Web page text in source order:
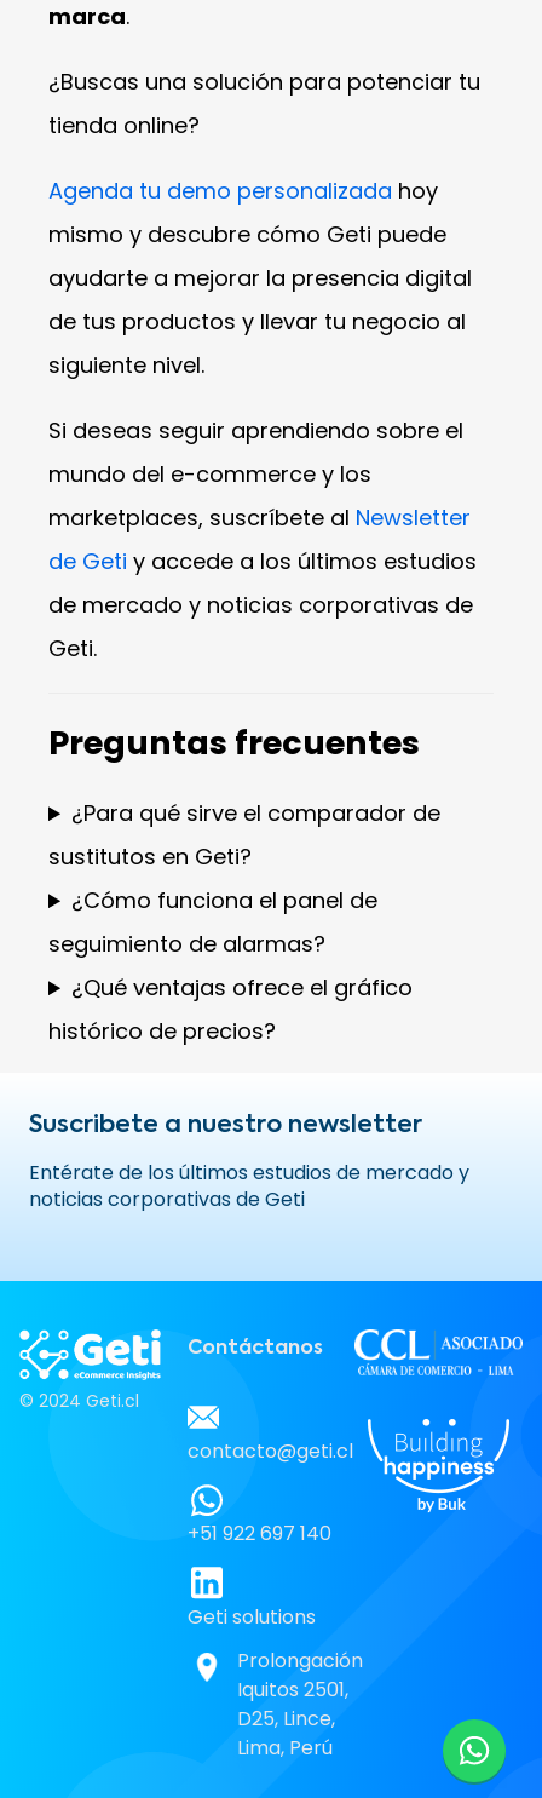
marca.
¿Buscas una solución para potenciar tu
tienda online?
Agenda tu demo personalizada hoy
mismo y descubre cómo Geti puede
ayudarte a mejorar la presencia digital
de tus productos y llevar tu negocio al
siguiente nivel.
Si deseas seguir aprendiendo sobre el
mundo del e-commerce y los
marketplaces, suscríbete al Newsletter
de Geti y accede a los últimos estudios
de mercado y noticias corporativas de
Geti.
Preguntas frecuentes
¿Para qué sirve el comparador de
sustitutos en Geti?
¿Cómo funciona el panel de
seguimiento de alarmas?
¿Qué ventajas ofrece el gráfico
histórico de precios?
Suscribete a nuestro newsletter
Entérate de los últimos estudios de mercado y
noticias corporativas de Geti
© 2024 Geti.cl
Contáctanos
contacto@geti.cl
+51 922 697 140
Geti solutions
Prolongación
Iquitos 2501,
D25, Lince,
Lima, Perú